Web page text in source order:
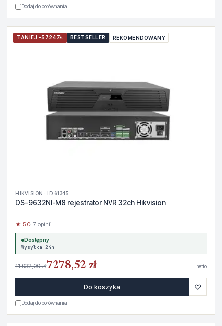
Dodaj do porównania
TANIEJ -5724 ZŁ BESTSELLER REKOMENDOWANY
HIKVISION · ID 61345
DS-9632NI-M8 rejestrator NVR 32ch Hikvision
★ 5.0· 7 opinii
Dostępny
Wysyłka 24h
11 932,00 zł7278,52 zł netto
Do koszyka ♡
Dodaj do porównania